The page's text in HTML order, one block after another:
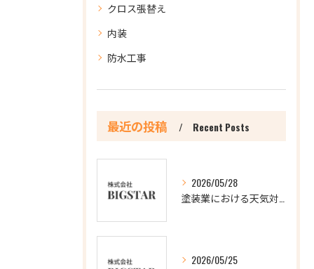
クロス張替え
内装
防水工事
最近の投稿 Recent Posts
2026/05/28
2026/05/25